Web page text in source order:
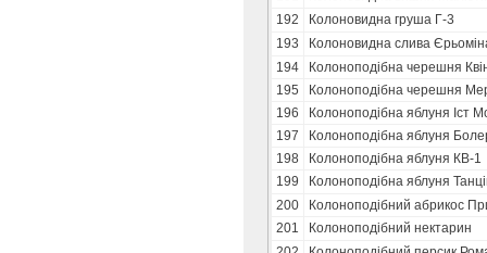
192
Колоновидна груша Г-3
193
Колоновидна слива
194
Колоноподібна черешня
195
Колоноподібна черешня
196
Колоноподібна яблуня Іст
197
Колоноподібна яблуня
198
Колоноподібна яблуня КВ-1
199
Колоноподібна яблуня
200
Колоноподібний абрикос
201
Колоноподібний нектарин